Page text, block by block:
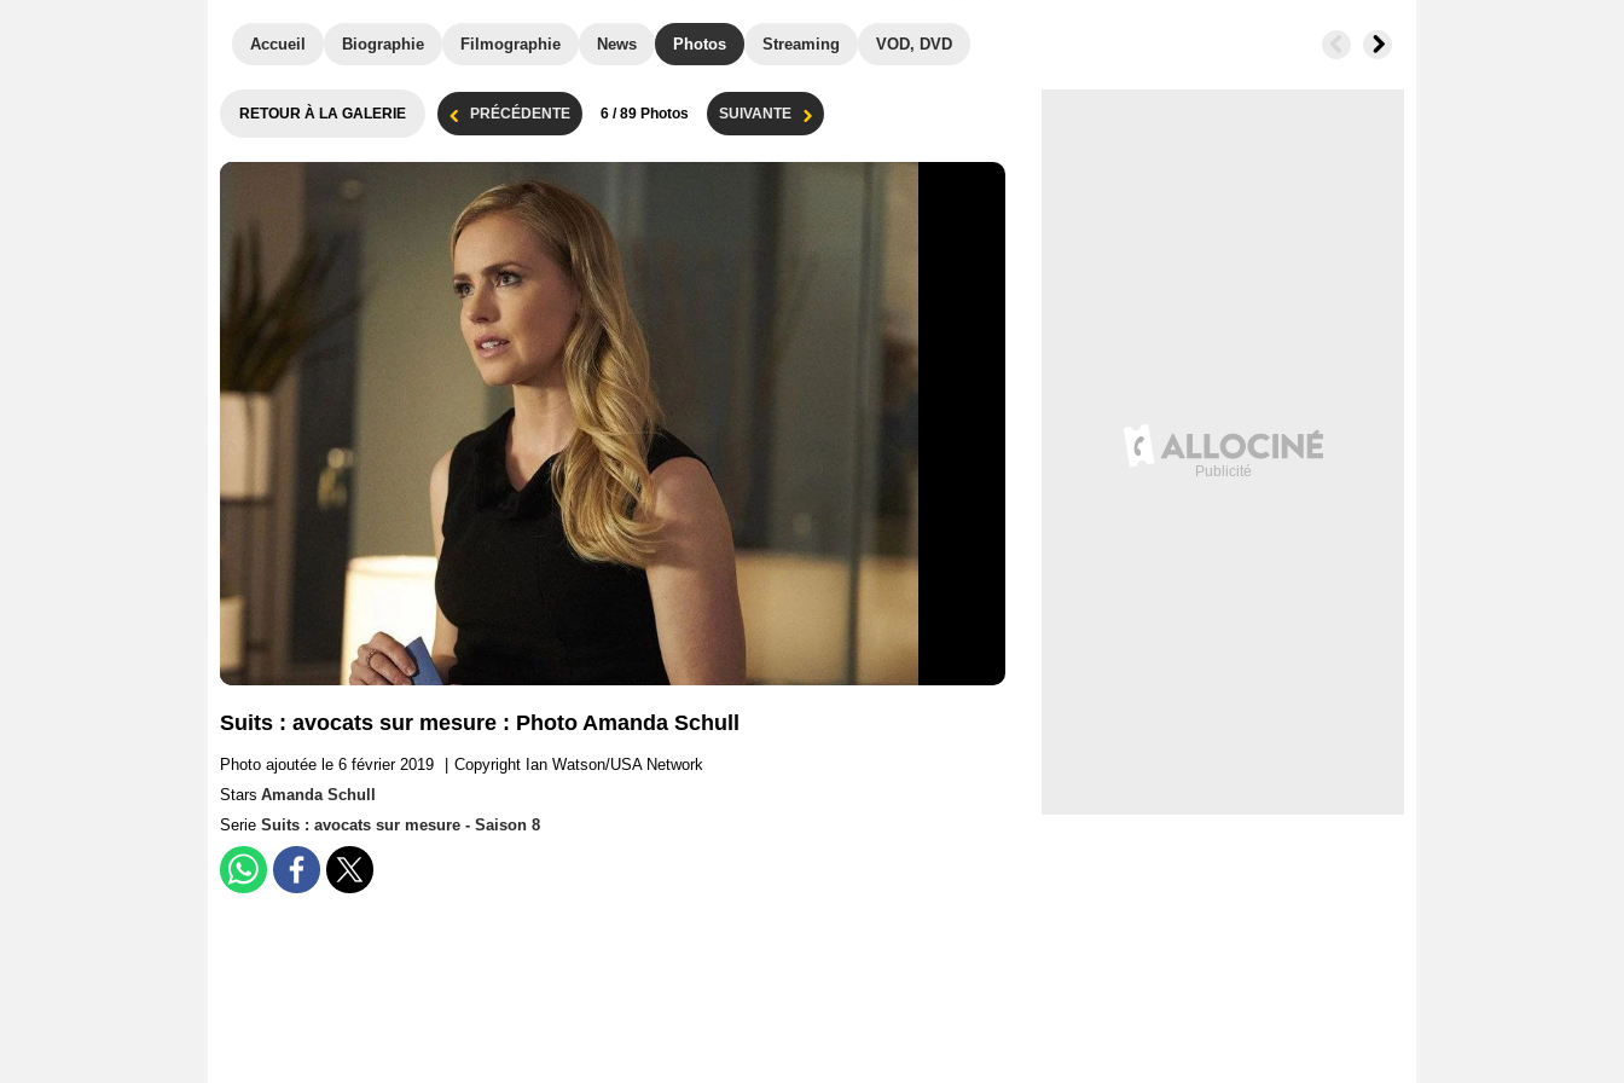
Accueil Biographie Filmographie News Photos Streaming VOD, DVD
RETOUR À LA GALERIE PRÉCÉDENTE 6 / 89 Photos SUIVANTE
Suits : avocats sur mesure : Photo Amanda Schull
Photo ajoutée le 6 février 2019
Copyright Ian Watson/USA Network
Stars Amanda Schull
Serie Suits : avocats sur mesure - Saison 8